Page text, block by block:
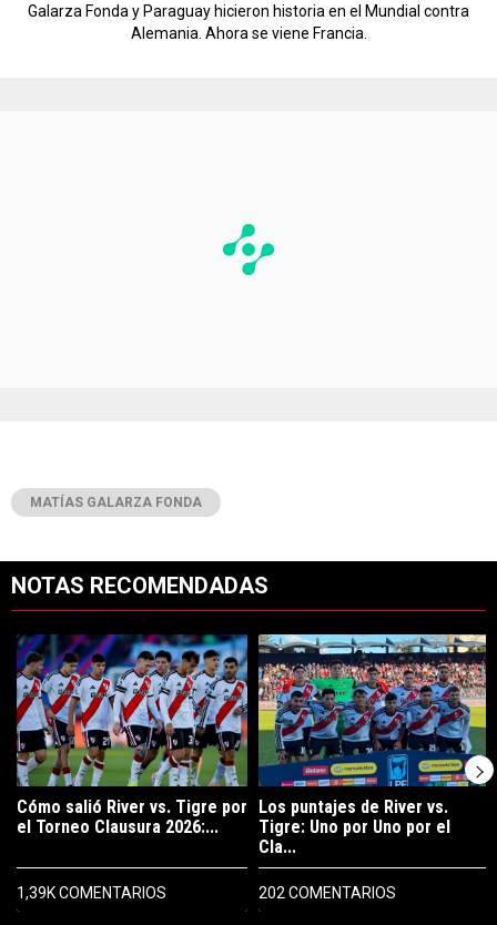
Galarza Fonda y Paraguay hicieron historia en el Mundial contra
Alemania. Ahora se viene Francia.
MATÍAS GALARZA FONDA
NOTAS RECOMENDADAS
Un artículo de tendencia con el título "Cómo salió River vs. Tigre
Cómo salió River vs. Tigre por
el Torneo Clausura 2026:...
1,39K COMENTARIOS
Un artículo de tendencia con el
Los puntajes de River vs.
Tigre: Uno por Uno por el
Cla...
202 COMENTARIOS